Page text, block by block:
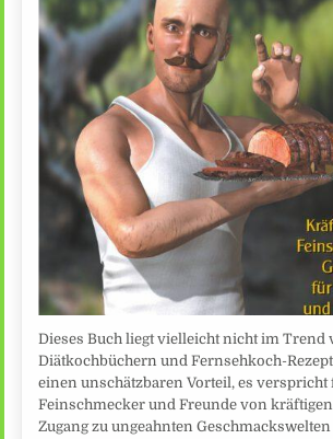
Dieses Buch liegt vielleicht nicht im Trend
Diätkochbüchern und Fernsehkoch-
einen unschätzbaren Vorteil, es verspricht
Feinschmecker und Freunde von
Zugang zu ungeahnten